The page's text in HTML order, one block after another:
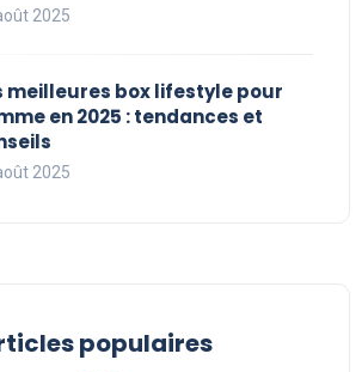
2025
meilleures box lifestyle pour
en 2025 : tendances et
2025
populaires